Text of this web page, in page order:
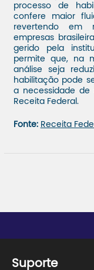
processo de
confere maior
revertendo em
empresas
gerido pela
permite que, na
análise seja
habilitação pode
a necessidade
Receita Federal.
Fonte: Receita
Suporte